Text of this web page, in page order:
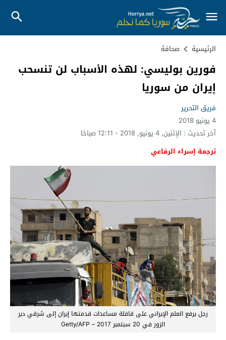
الرئيسية صحافة
فورين بوليسي: لهذه الأسباب لن تنسحب
إيران من سوريا
فريق التحرير
4 يونيو 2018
آخر تحديث : الإثنين, 4 يونيو, 2018 - 12:11 صباحًا
ترجمة إسراء الرفاعي
رجل يرفع العلم الإيراني على قافلة مساعدات قدمتها إيران إلى شرقي دير
الزور في 20 سبتمبر 2017 – Getty/AFP